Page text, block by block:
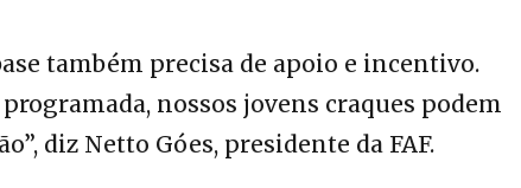
também precisa de apoio e incentivo.
nossos jovens craques podem
diz Netto Góes, presidente da FAF.